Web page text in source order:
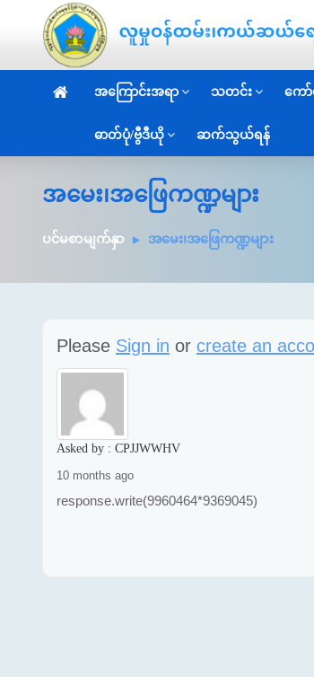
အကြောင်းအရာ သတင်း ကေ
ဓာတ်ပုံ/ဗွီဒီယို ဆက်သွယ်ရန်
အမေး၊အဖြေကဏ္ဍများ
ပင်မစာမျက်နှာ အမေး၊အဖြေကဏ္ဍများ
Please Sign in or create an
Asked by : CPJJWWHV
10 months ago
response.write(9960464*9369045)